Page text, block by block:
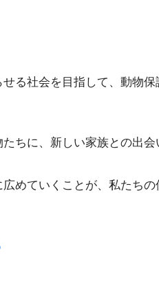
る社会を目指して、動物保
ちに、新しい家族との出会
めていくことが、私たちの